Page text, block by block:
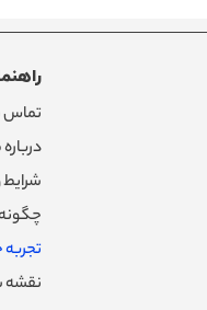
تماس
درباره
تجربه
نقشه